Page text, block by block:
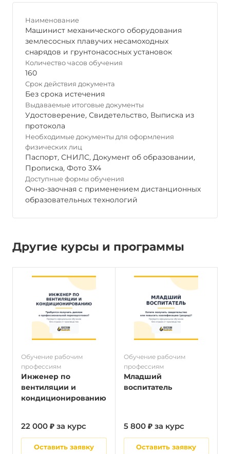
Наименование
Машинист механического оборудования
землесосных плавучих несамоходных
снарядов и грунтонасосных установок
Количество часов обучения
160
Срок действия документа
Без срока истечения
Выдаваемые итоговые документы
Удостоверение, Свидетельство, Выписка из
протокола
Необходимые документы для оформления
физических лиц
Паспорт, СНИЛС, Документ об образовании,
Прописка, Фото 3Х4
Доступные формы обучения
Очно-заочная с применением дистанционных
образовательных технологий
Другие курсы и программы
Обучение рабочим
профессиям
Инженер по
вентиляции и
кондиционированию
22 000 ₽ за курс
Оставить заявку
Обучение рабочим
профессиям
Младший
воспитатель
5 800 ₽ за курс
Оставить заявку